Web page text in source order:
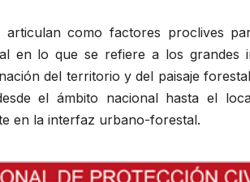
como factores proclives
en lo que se refiere a los grandes
del territorio y del paisaje
el ámbito nacional hasta el
en la interfaz urbano-forestal.